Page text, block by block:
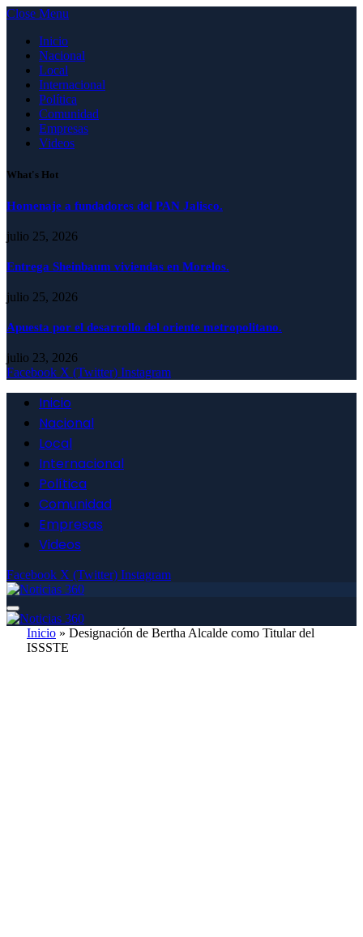
Close Menu
Inicio
Nacional
Local
Internacional
Política
Comunidad
Empresas
Videos
What's Hot
Homenaje a fundadores del PAN Jalisco.
julio 25, 2026
Entrega Sheinbaum viviendas en Morelos.
julio 25, 2026
Apuesta por el desarrollo del oriente metropolitano.
julio 23, 2026
Facebook X (Twitter) Instagram
Inicio
Nacional
Local
Internacional
Política
Comunidad
Empresas
Videos
Facebook X (Twitter) Instagram
Inicio » Designación de Bertha Alcalde como Titular del
ISSSTE